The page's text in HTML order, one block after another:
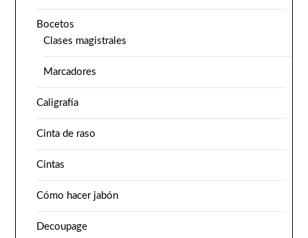
Bocetos
Clases magistrales
Marcadores
Caligrafía
Cinta de raso
Cintas
Cómo hacer jabón
Decoupage